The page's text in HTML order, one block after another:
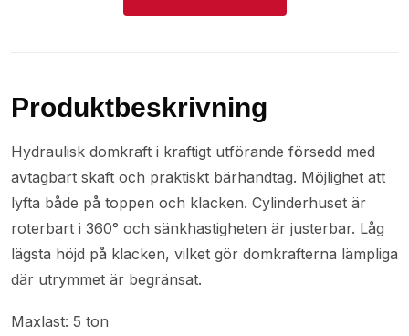
Produktbeskrivning
Hydraulisk domkraft i kraftigt utförande försedd med
avtagbart skaft och praktiskt bärhandtag. Möjlighet att
lyfta både på toppen och klacken. Cylinderhuset är
roterbart i 360° och sänkhastigheten är justerbar. Låg
lägsta höjd på klacken, vilket gör domkrafterna lämpliga
där utrymmet är begränsat.
Maxlast: 5 ton